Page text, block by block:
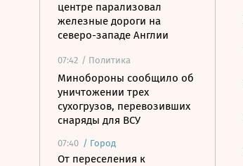
центре парализовал
железные дороги на
северо-западе Англии
07:42 / Политика
Минобороны сообщило об
уничтожении трех
сухогрузов, перевозивших
снаряды для ВСУ
07:40 / Город
От переселения к